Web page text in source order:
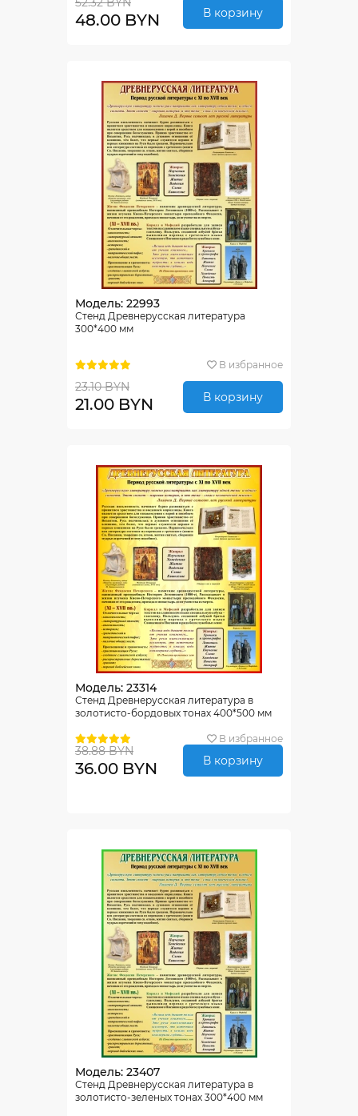
48.00 BYN В корзину
Модель: 22993
Стенд Древнерусская литература
300*400 мм
В избранное
23.10 BYN
21.00 BYN В корзину
Модель: 23314
Стенд Древнерусская литература в
золотисто-бордовых тонах 400*500 мм
В избранное
38.88 BYN
36.00 BYN В корзину
Модель: 23407
Стенд Древнерусская литература в
золотисто-зеленых тонах 300*400 мм